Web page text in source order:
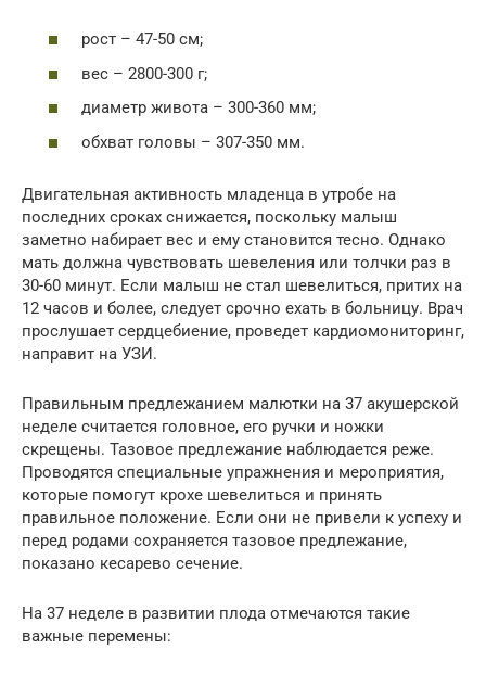
рост – 47-50 см;
вес – 2800-300 г;
диаметр живота – 300-360 мм;
обхват головы – 307-350 мм.
Двигательная активность младенца в утробе на
последних сроках снижается, поскольку малыш
заметно набирает вес и ему становится тесно. Однако
мать должна чувствовать шевеления или толчки раз в
30-60 минут. Если малыш не стал шевелиться, притих на
12 часов и более, следует срочно ехать в больницу. Врач
прослушает сердцебиение, проведет кардиомониторинг,
направит на УЗИ.
Правильным предлежанием малютки на 37 акушерской
неделе считается головное, его ручки и ножки
скрещены. Тазовое предлежание наблюдается реже.
Проводятся специальные упражнения и мероприятия,
которые помогут крохе шевелиться и принять
правильное положение. Если они не привели к успеху и
перед родами сохраняется тазовое предлежание,
показано кесарево сечение.
На 37 неделе в развитии плода отмечаются такие
важные перемены: